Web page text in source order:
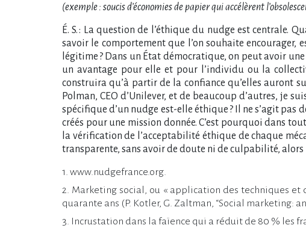
(exemple : soucis d’économies de papier qui accélèrent
É. S. : La question de l’éthique du nudge est centrale.
savoir le comportement que l’on souhaite
légitime ? Dans un État démocratique, on peut avoir
un avantage pour elle et pour l’individu ou la
construira qu’à partir de la confiance qu’elles auront
Polman, CEO d’Unilever, et de beaucoup d’autres, je
spécifique d’un nudge est-elle éthique ? Il ne s’agit
créés pour une mission donnée. C’est pourquoi dans
la vérification de l’acceptabilité éthique de chaque
transparente, sans avoir de doute ni de culpabilité,
1. www.nudgefrance.org.
2. Marketing social, ou « application des techniques
quarante ans (P. Kotler, G. Zaltman, “Social marketing:
3. Incrustation dans la faïence qui a réduit de 80 % les